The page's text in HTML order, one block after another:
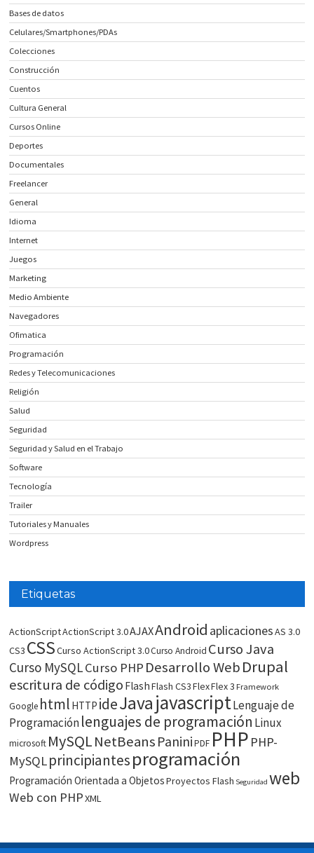
Bases de datos
Celulares/Smartphones/PDAs
Colecciones
Construcción
Cuentos
Cultura General
Cursos Online
Deportes
Documentales
Freelancer
General
Idioma
Internet
Juegos
Marketing
Medio Ambiente
Navegadores
Ofimatica
Programación
Redes y Telecomunicaciones
Religión
Salud
Seguridad
Seguridad y Salud en el Trabajo
Software
Tecnología
Trailer
Tutoriales y Manuales
Wordpress
Etiquetas
ActionScriptActionScript 3.0AJAXAndroid aplicacionesAS 3.0
CS3 CSSCurso ActionScript 3.0Curso Android Curso Java
Curso MySQLCurso PHP Desarrollo WebDrupal
escritura de código FlashFlash CS3FlexFlex 3 Framework
Google html HTTP ideJavajavascriptLenguaje de
Programaciónlenguajes de programación Linux
microsoft MySQLNetBeans Panini PDF PHP PHP-
MySQLprincipiantesprogramación
Programación Orientada a ObjetosProyectos Flash Seguridad web
Web con PHPXML